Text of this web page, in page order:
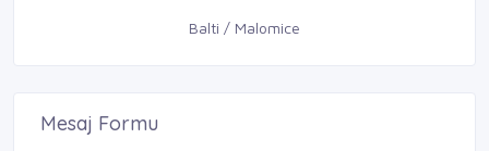
Balti / Malomice
Mesaj Formu